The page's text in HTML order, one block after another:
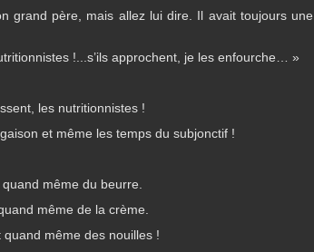
grand père, mais allez lui dire. Il avait toujours une
!...s’ils approchent, je les enfourche… »
les nutritionnistes !
et même les temps du subjonctif !
même du beurre.
même de la crème.
quand même des nouilles !